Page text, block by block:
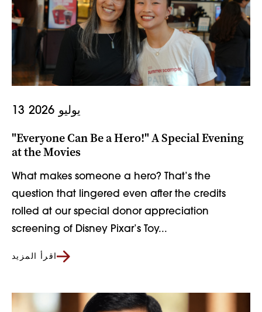
13 يوليو 2026
"Everyone Can Be a Hero!" A Special Evening
at the Movies
What makes someone a hero? That’s the
question that lingered even after the credits
rolled at our special donor appreciation
screening of Disney Pixar’s Toy...
اقرأ المزيد